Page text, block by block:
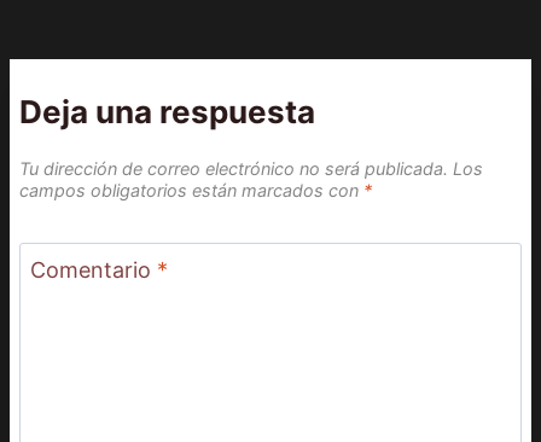
Deja una respuesta
Tu dirección de correo electrónico no será publicada. Los
campos obligatorios están marcados con *
Comentario *